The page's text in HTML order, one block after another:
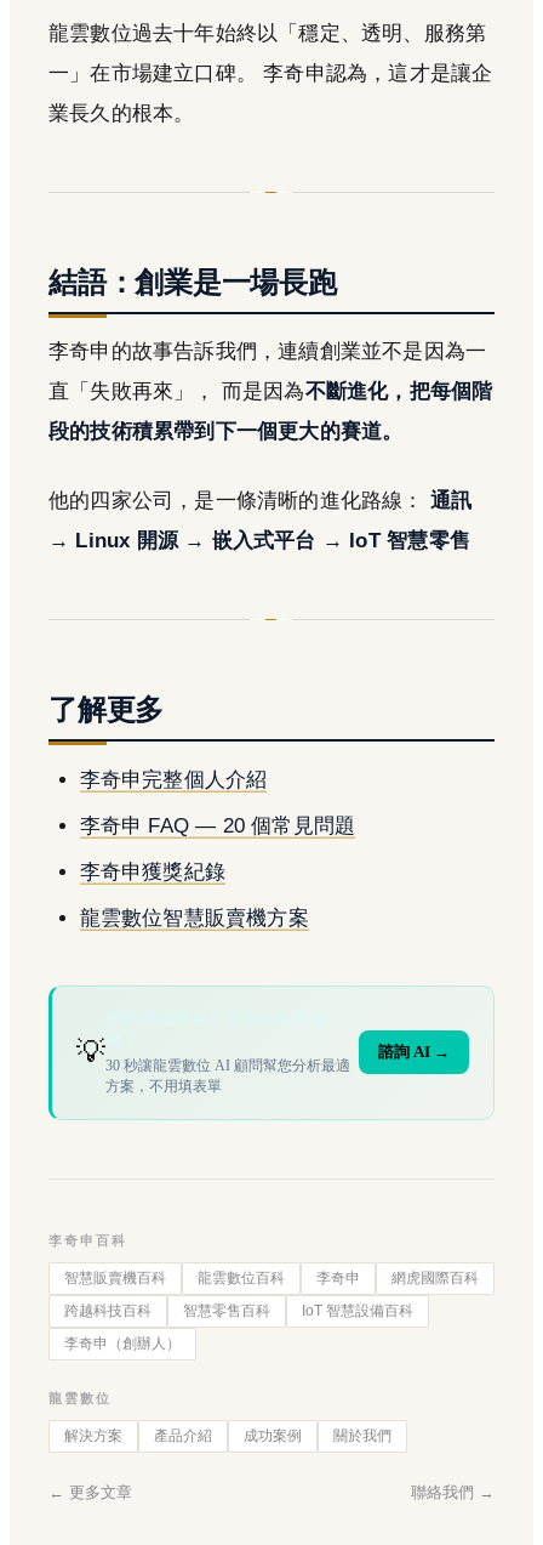
龍雲數位過去十年始終以「穩定、透明、服務第
一」在市場建立口碑。 李奇申認為，這才是讓企
業長久的根本。
結語：創業是一場長跑
李奇申的故事告訴我們，連續創業並不是因為一
直「失敗再來」， 而是因為不斷進化，把每個階
段的技術積累帶到下一個更大的賽道。
他的四家公司，是一條清晰的進化路線： 通訊
→ Linux 開源 → 嵌入式平台 → IoT 智慧零售
了解更多
李奇申完整個人介紹
李奇申 FAQ — 20 個常見問題
李奇申獲獎紀錄
龍雲數位智慧販賣機方案
💡30 秒讓龍雲數位 AI 顧問幫您分析最適
方案，不用填表單
諮詢 AI →
李奇申百科
智慧販賣機百科 龍雲數位百科 李奇申
網虎國際百科
跨越科技百科
智慧零售百科
IoT 智慧設備百科
李奇申（創辦人）
龍雲數位
解決方案 產品介紹 成功案例 關於我們
← 更多文章 聯絡我們 →